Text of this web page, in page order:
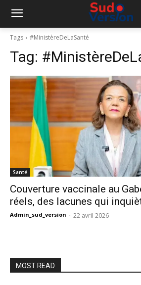
Tags #MinistèreDeLaSanté
Tag:
Santé
Couverture vaccinale au
réels, des lacunes qui
Admin_sud_version - 22 avril 2026
MOST READ